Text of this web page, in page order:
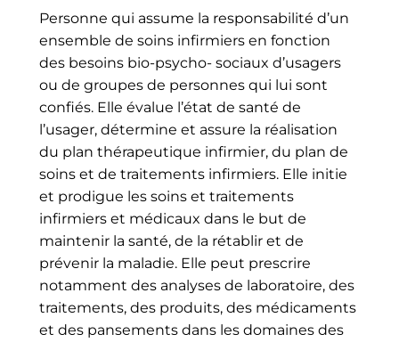
Personne qui assume la responsabilité d’un
ensemble de soins infirmiers en fonction
des besoins bio-psycho- sociaux d’usagers
ou de groupes de personnes qui lui sont
confiés. Elle évalue l’état de santé de
l’usager, détermine et assure la réalisation
du plan thérapeutique infirmier, du plan de
soins et de traitements infirmiers. Elle initie
et prodigue les soins et traitements
infirmiers et médicaux dans le but de
maintenir la santé, de la rétablir et de
prévenir la maladie. Elle peut prescrire
notamment des analyses de laboratoire, des
traitements, des produits, des médicaments
et des pansements dans les domaines des